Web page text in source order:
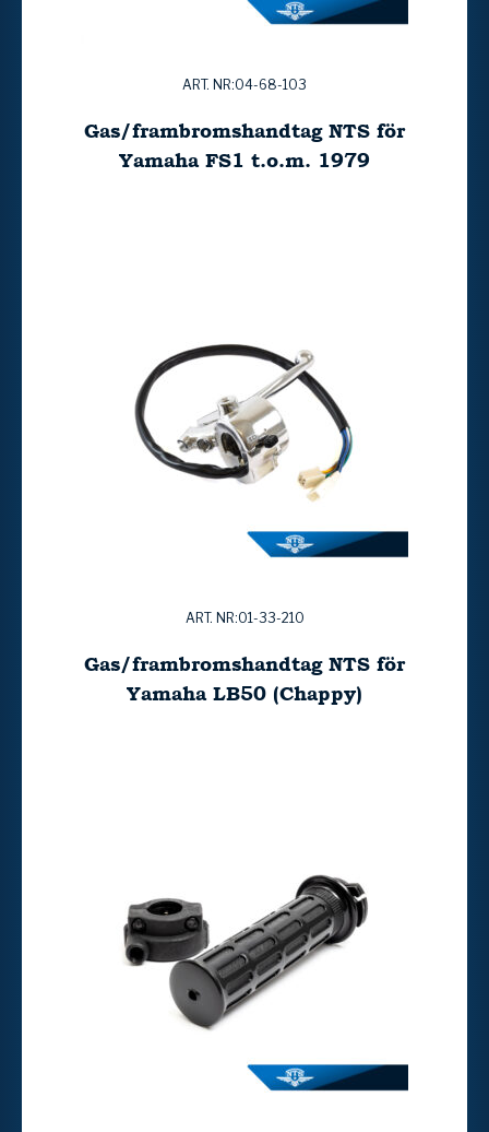
ART. NR:04-68-103
Gas/frambromshandtag NTS för
Yamaha FS1 t.o.m. 1979
ART. NR:01-33-210
Gas/frambromshandtag NTS för
Yamaha LB50 (Chappy)